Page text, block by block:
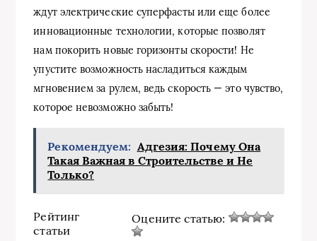
ждут электрические суперфасты или еще более
инновационные технологии, которые позволят
нам покорить новые горизонты скорости! Не
упустите возможность насладиться каждым
мгновением за рулем, ведь скорость — это чувство,
которое невозможно забыть!
Рекомендуем: Адгезия: Почему Она
Такая Важная в Строительстве и Не
Только?
Рейтинг
статьи
Оцените статью: